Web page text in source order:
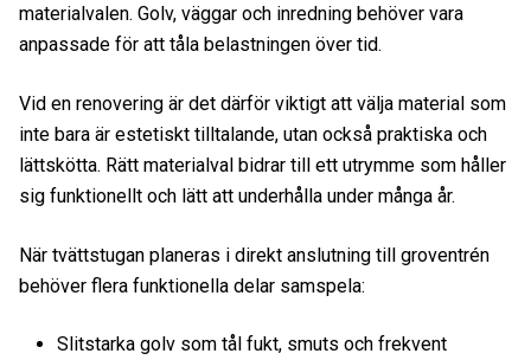
materialvalen. Golv, väggar och inredning behöver vara
anpassade för att tåla belastningen över tid.
Vid en renovering är det därför viktigt att välja material som
inte bara är estetiskt tilltalande, utan också praktiska och
lättskötta. Rätt materialval bidrar till ett utrymme som håller
sig funktionellt och lätt att underhålla under många år.
När tvättstugan planeras i direkt anslutning till groventrén
behöver flera funktionella delar samspela:
Slitstarka golv som tål fukt, smuts och frekvent